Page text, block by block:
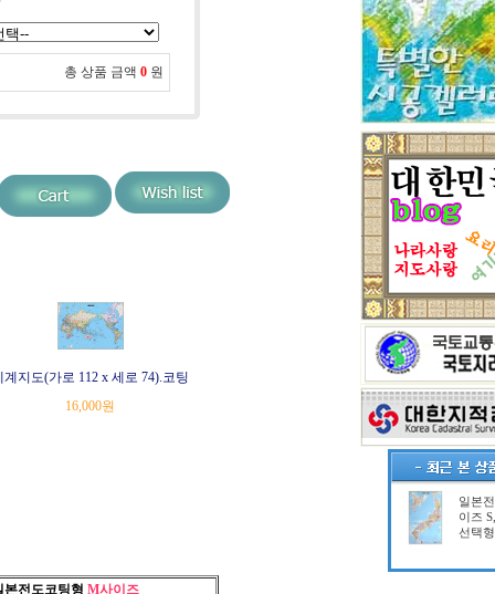
총 상품 금액 0 원
계지도(가로 112 x 세로 74).코팅
16,000원
본전도코팅형 M사이즈
일본
이즈
선택